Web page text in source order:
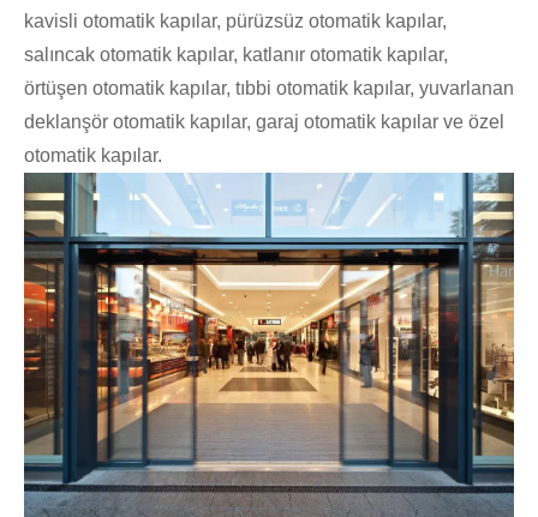
kavisli otomatik kapılar, pürüzsüz otomatik kapılar,
salıncak otomatik kapılar, katlanır otomatik kapılar,
örtüşen otomatik kapılar, tıbbi otomatik kapılar, yuvarlanan
deklanşör otomatik kapılar, garaj otomatik kapılar ve özel
otomatik kapılar.